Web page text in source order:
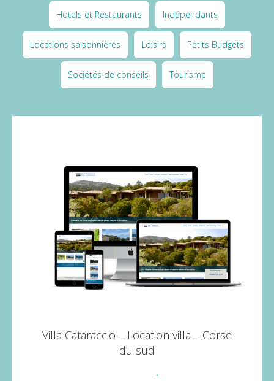
Hotels et Restaurants Indépendants
Locations saisonnières Loisirs Petits Budgets
Sociétés de conseils Tourisme
Villa Cataraccio – Location villa – Corse
du sud
→